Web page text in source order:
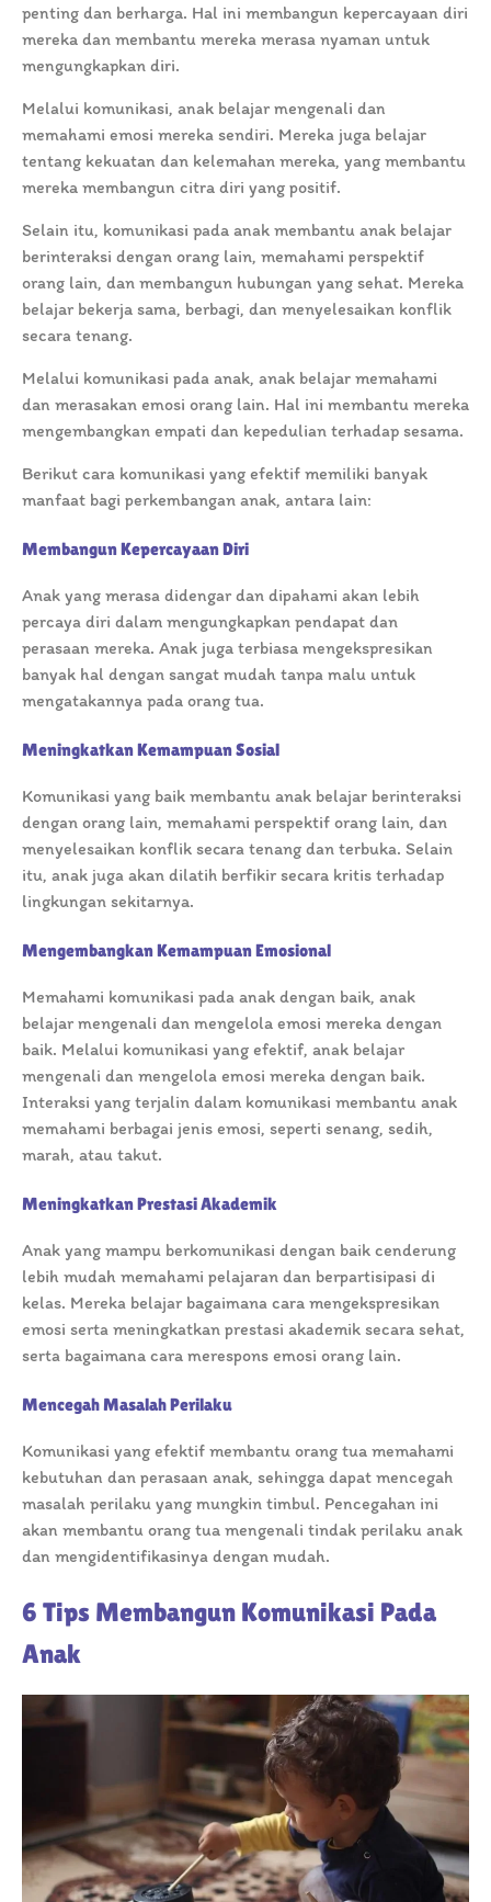
penting dan berharga. Hal ini membangun kepercayaan diri
mereka dan membantu mereka merasa nyaman untuk
mengungkapkan diri.
Melalui komunikasi, anak belajar mengenali dan
memahami emosi mereka sendiri. Mereka juga belajar
tentang kekuatan dan kelemahan mereka, yang membantu
mereka membangun citra diri yang positif.
Selain itu, komunikasi pada anak membantu anak belajar
berinteraksi dengan orang lain, memahami perspektif
orang lain, dan membangun hubungan yang sehat. Mereka
belajar bekerja sama, berbagi, dan menyelesaikan konflik
secara tenang.
Melalui komunikasi pada anak, anak belajar memahami
dan merasakan emosi orang lain. Hal ini membantu mereka
mengembangkan empati dan kepedulian terhadap sesama.
Berikut cara komunikasi yang efektif memiliki banyak
manfaat bagi perkembangan anak, antara lain:
Membangun Kepercayaan Diri
Anak yang merasa didengar dan dipahami akan lebih
percaya diri dalam mengungkapkan pendapat dan
perasaan mereka. Anak juga terbiasa mengekspresikan
banyak hal dengan sangat mudah tanpa malu untuk
mengatakannya pada orang tua.
Meningkatkan Kemampuan Sosial
Komunikasi yang baik membantu anak belajar berinteraksi
dengan orang lain, memahami perspektif orang lain, dan
menyelesaikan konflik secara tenang dan terbuka. Selain
itu, anak juga akan dilatih berfikir secara kritis terhadap
lingkungan sekitarnya.
Mengembangkan Kemampuan Emosional
Memahami komunikasi pada anak dengan baik, anak
belajar mengenali dan mengelola emosi mereka dengan
baik. Melalui komunikasi yang efektif, anak belajar
mengenali dan mengelola emosi mereka dengan baik.
Interaksi yang terjalin dalam komunikasi membantu anak
memahami berbagai jenis emosi, seperti senang, sedih,
marah, atau takut.
Meningkatkan Prestasi Akademik
Anak yang mampu berkomunikasi dengan baik cenderung
lebih mudah memahami pelajaran dan berpartisipasi di
kelas. Mereka belajar bagaimana cara mengekspresikan
emosi serta meningkatkan prestasi akademik secara sehat,
serta bagaimana cara merespons emosi orang lain.
Mencegah Masalah Perilaku
Komunikasi yang efektif membantu orang tua memahami
kebutuhan dan perasaan anak, sehingga dapat mencegah
masalah perilaku yang mungkin timbul. Pencegahan ini
akan membantu orang tua mengenali tindak perilaku anak
dan mengidentifikasinya dengan mudah.
6 Tips Membangun Komunikasi Pada
Anak